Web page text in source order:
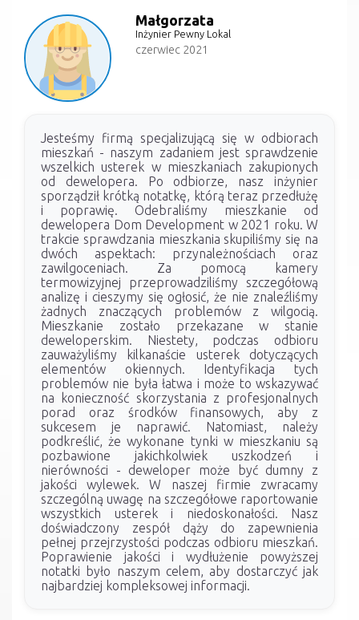
Małgorzata
Inżynier Pewny Lokal
czerwiec 2021
Jesteśmy firmą specjalizującą się w odbiorach
mieszkań - naszym zadaniem jest sprawdzenie
wszelkich usterek w mieszkaniach zakupionych
od dewelopera. Po odbiorze, nasz inżynier
sporządził krótką notatkę, którą teraz przedłużę
i poprawię. Odebraliśmy mieszkanie od
dewelopera Dom Development w 2021 roku. W
trakcie sprawdzania mieszkania skupiliśmy się na
dwóch aspektach: przynależnościach oraz
zawilgoceniach. Za pomocą kamery
termowizyjnej przeprowadziliśmy szczegółową
analizę i cieszymy się ogłosić, że nie znaleźliśmy
żadnych znaczących problemów z wilgocią.
Mieszkanie zostało przekazane w stanie
deweloperskim. Niestety, podczas odbioru
zauważyliśmy kilkanaście usterek dotyczących
elementów okiennych. Identyfikacja tych
problemów nie była łatwa i może to wskazywać
na konieczność skorzystania z profesjonalnych
porad oraz środków finansowych, aby z
sukcesem je naprawić. Natomiast, należy
podkreślić, że wykonane tynki w mieszkaniu są
pozbawione jakichkolwiek uszkodzeń i
nierówności - deweloper może być dumny z
jakości wylewek. W naszej firmie zwracamy
szczególną uwagę na szczegółowe raportowanie
wszystkich usterek i niedoskonałości. Nasz
doświadczony zespół dąży do zapewnienia
pełnej przejrzystości podczas odbioru mieszkań.
Poprawienie jakości i wydłużenie powyższej
notatki było naszym celem, aby dostarczyć jak
najbardziej kompleksowej informacji.